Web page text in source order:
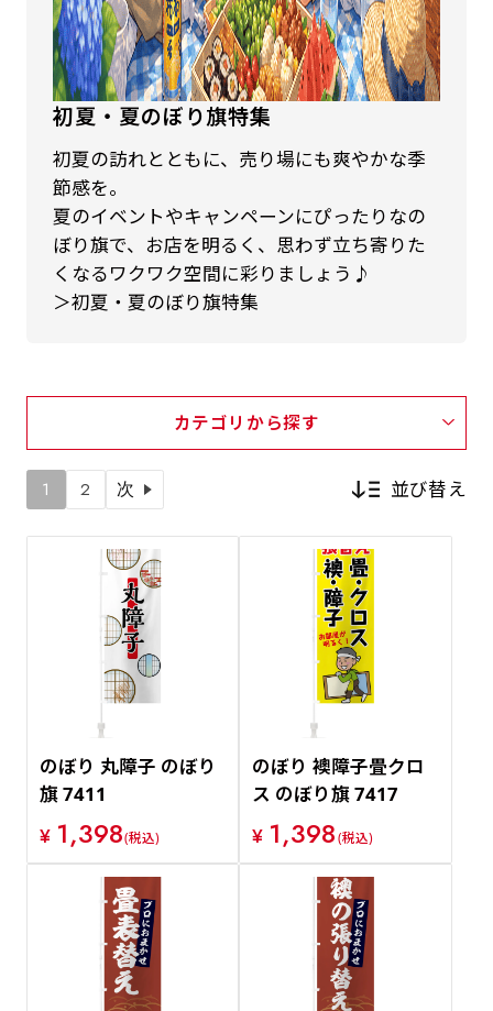
初夏・夏のぼり旗特集
初夏の訪れとともに、売り場にも爽やかな季
節感を。
夏のイベントやキャンペーンにぴったりなの
ぼり旗で、お店を明るく、思わず立ち寄りた
くなるワクワク空間に彩りましょう♪
＞初夏・夏のぼり旗特集
カテゴリから探す
1 2 次 並び替え
新着順
価格が安い順
価格が高い順
のぼり 丸障子 のぼり
旗 7411
¥ 1,398(税込)
のぼり 襖障子畳クロ
ス のぼり旗 7417
¥ 1,398(税込)